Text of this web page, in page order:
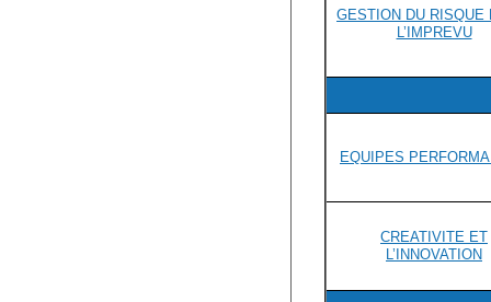
GESTION DU RISQUE
L’IMPREVU
EQUIPES
CREATIVITE ET
L’INNOVATION